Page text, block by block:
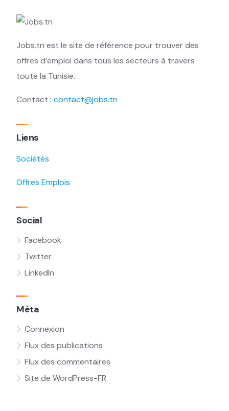
Jobs.tn est le site de référence pour trouver des
offres d’emploi dans tous les secteurs à travers
toute la Tunisie.
Contact : contact@jobs.tn
Liens
Sociétés
Offres Emplois
Social
Facebook
Twitter
LinkedIn
Méta
Connexion
Flux des publications
Flux des commentaires
Site de WordPress-FR